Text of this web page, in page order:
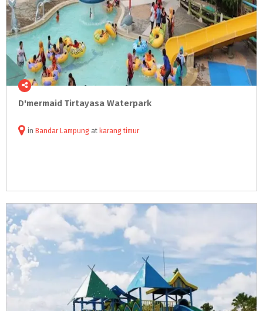
D'mermaid Tirtayasa Waterpark
in Bandar Lampung at karang timur